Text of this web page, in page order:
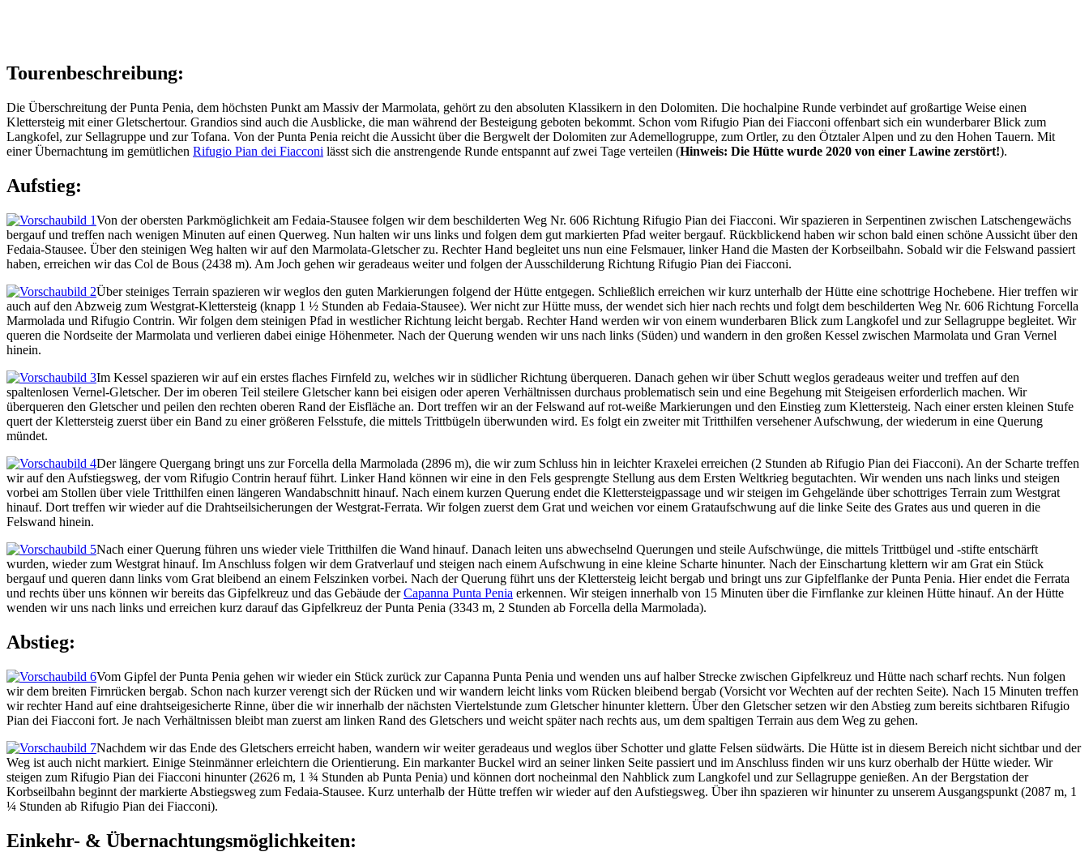
Tourenbeschreibung:
Die Überschreitung der Punta Penia, dem höchsten Punkt am Massiv der Marmolata, gehört zu den absoluten Klassikern in den Dolomiten. Die hochalpine Runde verbindet auf großartige Weise einen
Klettersteig mit einer Gletschertour. Grandios sind auch die Ausblicke, die man während der Besteigung geboten bekommt. Schon vom Rifugio Pian dei Fiacconi offenbart sich ein wunderbarer Blick zum
Langkofel, zur Sellagruppe und zur Tofana. Von der Punta Penia reicht die Aussicht über die Bergwelt der Dolomiten zur Ademellogruppe, zum Ortler, zu den Ötztaler Alpen und zu den Hohen Tauern. Mit
einer Übernachtung im gemütlichen Rifugio Pian dei Fiacconi lässt sich die anstrengende Runde entspannt auf zwei Tage verteilen (Hinweis: Die Hütte wurde 2020 von einer Lawine zerstört!).
Aufstieg:
Von der obersten Parkmöglichkeit am Fedaia-Stausee folgen wir dem beschilderten Weg Nr. 606 Richtung Rifugio Pian dei Fiacconi. Wir spazieren in Serpentinen zwischen Latschengewächs
bergauf und treffen nach wenigen Minuten auf einen Querweg. Nun halten wir uns links und folgen dem gut markierten Pfad weiter bergauf. Rückblickend haben wir schon bald einen schöne Aussicht über den
Fedaia-Stausee. Über den steinigen Weg halten wir auf den Marmolata-Gletscher zu. Rechter Hand begleitet uns nun eine Felsmauer, linker Hand die Masten der Korbseilbahn. Sobald wir die Felswand passiert
haben, erreichen wir das Col de Bous (2438 m). Am Joch gehen wir geradeaus weiter und folgen der Ausschilderung Richtung Rifugio Pian dei Fiacconi.
Über steiniges Terrain spazieren wir weglos den guten Markierungen folgend der Hütte entgegen. Schließlich erreichen wir kurz unterhalb der Hütte eine schottrige Hochebene. Hier treffen wir
auch auf den Abzweig zum Westgrat-Klettersteig (knapp 1 ½ Stunden ab Fedaia-Stausee). Wer nicht zur Hütte muss, der wendet sich hier nach rechts und folgt dem beschilderten Weg Nr. 606 Richtung Forcella
Marmolada und Rifugio Contrin. Wir folgen dem steinigen Pfad in westlicher Richtung leicht bergab. Rechter Hand werden wir von einem wunderbaren Blick zum Langkofel und zur Sellagruppe begleitet. Wir
queren die Nordseite der Marmolata und verlieren dabei einige Höhenmeter. Nach der Querung wenden wir uns nach links (Süden) und wandern in den großen Kessel zwischen Marmolata und Gran Vernel
hinein.
Im Kessel spazieren wir auf ein erstes flaches Firnfeld zu, welches wir in südlicher Richtung überqueren. Danach gehen wir über Schutt weglos geradeaus weiter und treffen auf den
spaltenlosen Vernel-Gletscher. Der im oberen Teil steilere Gletscher kann bei eisigen oder aperen Verhältnissen durchaus problematisch sein und eine Begehung mit Steigeisen erforderlich machen. Wir
überqueren den Gletscher und peilen den rechten oberen Rand der Eisfläche an. Dort treffen wir an der Felswand auf rot-weiße Markierungen und den Einstieg zum Klettersteig. Nach einer ersten kleinen Stufe
quert der Klettersteig zuerst über ein Band zu einer größeren Felsstufe, die mittels Trittbügeln überwunden wird. Es folgt ein zweiter mit Tritthilfen versehener Aufschwung, der wiederum in eine Querung
mündet.
Der längere Quergang bringt uns zur Forcella della Marmolada (2896 m), die wir zum Schluss hin in leichter Kraxelei erreichen (2 Stunden ab Rifugio Pian dei Fiacconi). An der Scharte treffen
wir auf den Aufstiegsweg, der vom Rifugio Contrin herauf führt. Linker Hand können wir eine in den Fels gesprengte Stellung aus dem Ersten Weltkrieg begutachten. Wir wenden uns nach links und steigen
vorbei am Stollen über viele Tritthilfen einen längeren Wandabschnitt hinauf. Nach einem kurzen Querung endet die Klettersteigpassage und wir steigen im Gehgelände über schottriges Terrain zum Westgrat
hinauf. Dort treffen wir wieder auf die Drahtseilsicherungen der Westgrat-Ferrata. Wir folgen zuerst dem Grat und weichen vor einem Grataufschwung auf die linke Seite des Grates aus und queren in die
Felswand hinein.
Nach einer Querung führen uns wieder viele Tritthilfen die Wand hinauf. Danach leiten uns abwechselnd Querungen und steile Aufschwünge, die mittels Trittbügel und -stifte entschärft
wurden, wieder zum Westgrat hinauf. Im Anschluss folgen wir dem Gratverlauf und steigen nach einem Aufschwung in eine kleine Scharte hinunter. Nach der Einschartung klettern wir am Grat ein Stück
bergauf und queren dann links vom Grat bleibend an einem Felszinken vorbei. Nach der Querung führt uns der Klettersteig leicht bergab und bringt uns zur Gipfelflanke der Punta Penia. Hier endet die Ferrata
und rechts über uns können wir bereits das Gipfelkreuz und das Gebäude derCapanna Punta Penia erkennen. Wir steigen innerhalb von 15 Minuten über die Firnflanke zur kleinen Hütte hinauf. An der Hütte
wenden wir uns nach links und erreichen kurz darauf das Gipfelkreuz der Punta Penia (3343 m, 2 Stunden ab Forcella della Marmolada).
Abstieg:
Vom Gipfel der Punta Penia gehen wir wieder ein Stück zurück zur Capanna Punta Penia und wenden uns auf halber Strecke zwischen Gipfelkreuz und Hütte nach scharf rechts. Nun folgen
wir dem breiten Firnrücken bergab. Schon nach kurzer verengt sich der Rücken und wir wandern leicht links vom Rücken bleibend bergab (Vorsicht vor Wechten auf der rechten Seite). Nach 15 Minuten treffen
wir rechter Hand auf eine drahtseigesicherte Rinne, über die wir innerhalb der nächsten Viertelstunde zum Gletscher hinunter klettern. Über den Gletscher setzen wir den Abstieg zum bereits sichtbaren Rifugio
Pian dei Fiacconi fort. Je nach Verhältnissen bleibt man zuerst am linken Rand des Gletschers und weicht später nach rechts aus, um dem spaltigen Terrain aus dem Weg zu gehen.
Nachdem wir das Ende des Gletschers erreicht haben, wandern wir weiter geradeaus und weglos über Schotter und glatte Felsen südwärts. Die Hütte ist in diesem Bereich nicht sichtbar und der
Weg ist auch nicht markiert. Einige Steinmänner erleichtern die Orientierung. Ein markanter Buckel wird an seiner linken Seite passiert und im Anschluss finden wir uns kurz oberhalb der Hütte wieder. Wir
steigen zum Rifugio Pian dei Fiacconi hinunter (2626 m, 1 ¾ Stunden ab Punta Penia) und können dort nocheinmal den Nahblick zum Langkofel und zur Sellagruppe genießen. An der Bergstation der
Korbseilbahn beginnt der markierte Abstiegsweg zum Fedaia-Stausee. Kurz unterhalb der Hütte treffen wir wieder auf den Aufstiegsweg. Über ihn spazieren wir hinunter zu unserem Ausgangspunkt (2087 m, 1
¼ Stunden ab Rifugio Pian dei Fiacconi).
Einkehr- & Übernachtungsmöglichkeiten: